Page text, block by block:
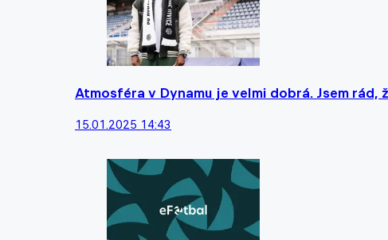
Atmosféra v Dynamu je velmi dobrá. Jsem
15.01.2025 14:43